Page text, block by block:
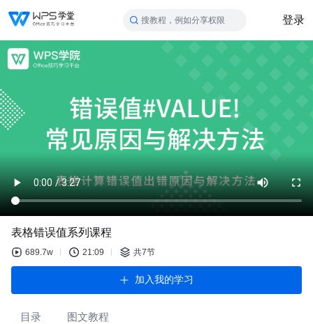
搜教程，例如分享权限 登录
表格错误值系列课程
689.7w 21:09 共7节
加入我的学习
目录 图文教程